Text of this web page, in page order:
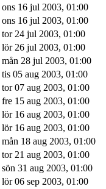
ons 16 jul 2003, 01:00
ons 16 jul 2003, 01:00
tor 24 jul 2003, 01:00
lör 26 jul 2003, 01:00
mån 28 jul 2003, 01:00
tis 05 aug 2003, 01:00
tor 07 aug 2003, 01:00
fre 15 aug 2003, 01:00
lör 16 aug 2003, 01:00
lör 16 aug 2003, 01:00
mån 18 aug 2003, 01:00
tor 21 aug 2003, 01:00
sön 31 aug 2003, 01:00
lör 06 sep 2003, 01:00